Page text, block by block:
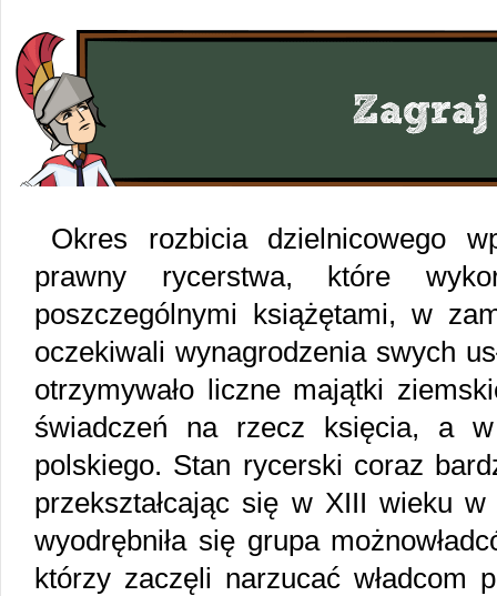
Okres rozbicia dzielnicowego
prawny rycerstwa, które
poszczególnymi książętami, w
oczekiwali wynagrodzenia swych
otrzymywało liczne majątki
świadczeń na rzecz księcia, a w
polskiego. Stan rycerski coraz
przekształcając się w XIII wieku
wyodrębniła się grupa
którzy zaczęli narzucać władcom